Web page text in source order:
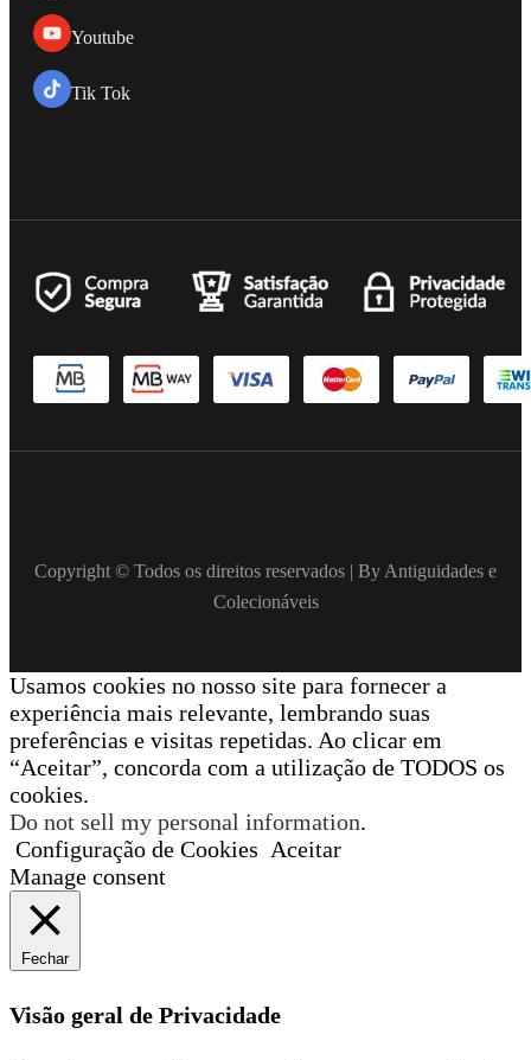
Youtube
Tik Tok
Copyright © Todos os direitos reservados | By Antiguidades e
Colecionáveis
Usamos cookies no nosso site para fornecer a
experiência mais relevante, lembrando suas
preferências e visitas repetidas. Ao clicar em
“Aceitar”, concorda com a utilização de TODOS os
cookies.
Do not sell my personal information.
Configuração de Cookies Aceitar
Manage consent
Fechar
Visão geral de Privacidade